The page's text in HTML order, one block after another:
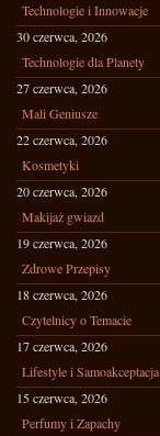
Technologie i Innowacje
30 czerwca, 2026
Technologie dla Planety
27 czerwca, 2026
Mali Geniusze
22 czerwca, 2026
Kosmetyki
20 czerwca, 2026
Makijaż gwiazd
19 czerwca, 2026
Zdrowe Przepisy
18 czerwca, 2026
Czytelnicy o Temacie
17 czerwca, 2026
Lifestyle i Samoakceptacja
15 czerwca, 2026
Perfumy i Zapachy